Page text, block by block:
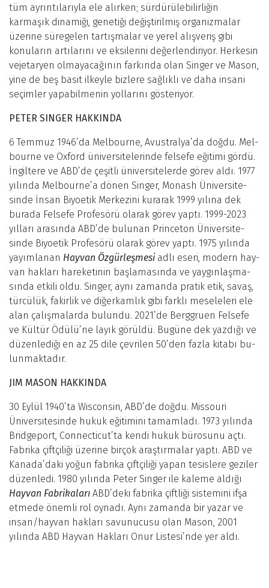
tüm ayrıntılarıyla ele alırken; sürdürülebilirliğin
karmaşık dinamiği, genetiği değiştirilmiş organizmalar
üzerine süregelen tartışmalar ve yerel alışveriş gibi
konuların artılarını ve eksilerini değerlendiriyor. Herkesin
vejetaryen olmayacağının farkında olan Singer ve Mason,
yine de beş basit ilkeyle bizlere sağlıklı ve daha insani
seçimler yapabilmenin yollarını gösteriyor.
PETER SINGER HAKKINDA
6 Temmuz 1946’da Melbourne, Avustralya’da doğdu. Mel­
bourne ve Oxford üniversitelerinde felsefe eğitimi gördü.
İngiltere ve ABD’de çeşitli üniversitelerde görev aldı. 1977
yılında Melbourne’a dönen Singer, Monash Üniversite­
sinde İnsan Biyoetik Merkezini kurarak 1999 yılına dek
burada Felsefe Profesörü olarak görev yaptı. 1999-2023
yılları arasında ABD’de bulunan Princeton Üniversite­
sinde Biyoetik Profesörü olarak görev yaptı. 1975 yılında
yayımlanan Hayvan Özgürleşmesi adlı eseri, modern hay­
van hakları hareketinin başlamasında ve yaygınlaşma­
sında etkili oldu. Singer, aynı zamanda pratik etik, savaş,
türcülük, fakirlik ve diğerkamlık gibi farklı meseleleri ele
alan çalışmalarda bulundu. 2021’de Berggruen Felsefe
ve Kültür Ödülü’ne layık görüldü. Bugüne dek yazdığı ve
düzenlediği en az 25 dile çevrilen 50’den fazla kitabı bu­
lunmaktadır.
JIM MASON HAKKINDA
30 Eylül 1940’ta Wisconsin, ABD’de doğdu. Missouri
Üniversitesinde hukuk eğitimini tamamladı. 1973 yılında
Bridgeport, Connecticut’ta kendi hukuk bürosunu açtı.
Fabrika çiftçiliği üzerine birçok araştırmalar yaptı. ABD ve
Kanada’daki yoğun fabrika çiftçiliği yapan tesislere ge­ziler
düzenledi. 1980 yılında Peter Singer ile kaleme aldı­ğı
Hayvan Fabrikaları ABD’deki fabrika çiftliği sistemini ifşa
etmede önemli rol oynadı. Aynı zamanda bir yazar ve
insan/hayvan hakları savu­nucusu olan Mason, 2001
yılında ABD Hayvan Hakları Onur Listesi’nde yer aldı.